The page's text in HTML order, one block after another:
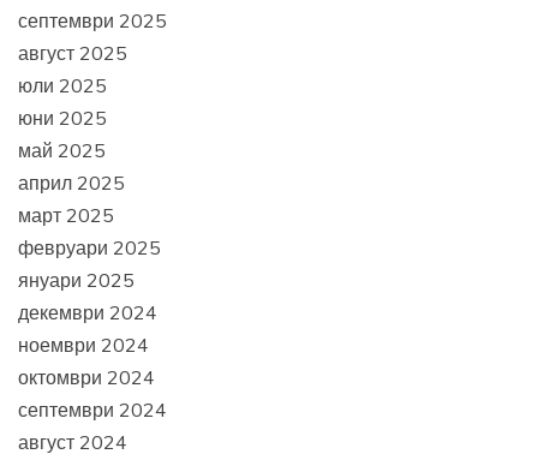
септември 2025
август 2025
юли 2025
юни 2025
май 2025
април 2025
март 2025
февруари 2025
януари 2025
декември 2024
ноември 2024
октомври 2024
септември 2024
август 2024